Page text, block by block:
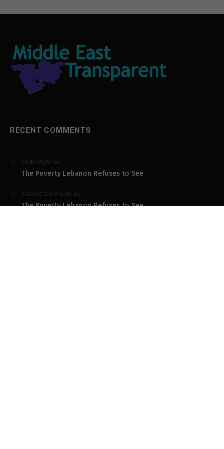
RECENT COMMENTS
SAM MOJO on
The Poverty Lebanon Refuses to See
TOUFIC GASPARD on
The Poverty Lebanon Refuses to See